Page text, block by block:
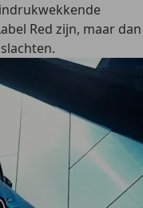
Red zijn, maar dan